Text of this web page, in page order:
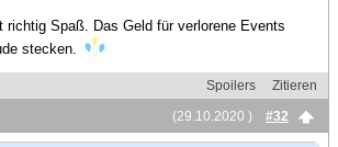
richtig Spaß. Das Geld für verlorene Events
stecken.
Spoilers
Zitieren
(29.10.2020 )
#32